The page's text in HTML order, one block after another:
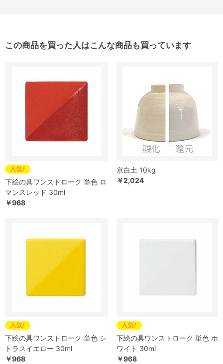
この商品を買った人はこんな商品も買っています
下絵の具ワンストローク 単色 ロ
マンスレッド 30ml
￥968
京白土 10kg
￥2,024
下絵の具ワンストローク 単色 シ
トラスイエロー 30ml
￥968
下絵の具ワンストローク 単色 ホ
ワイト 30ml
￥968